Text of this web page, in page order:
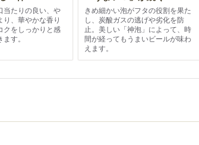
当たりの良い、や
り、華やかな香り
クをしっかりと感
す。
きめ細かい泡がフタの役割を果た
し、炭酸ガスの逃げや劣化を防
止。美しい「神泡」によって、時
間が経ってもうまいビールが味わ
えます。